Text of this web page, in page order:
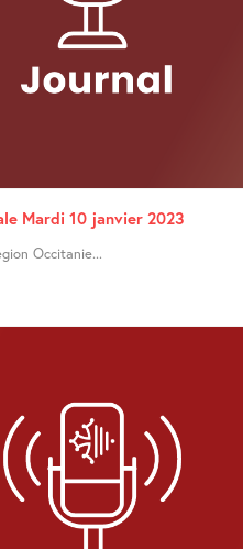
Mardi 10 janvier 2023
Occitanie...